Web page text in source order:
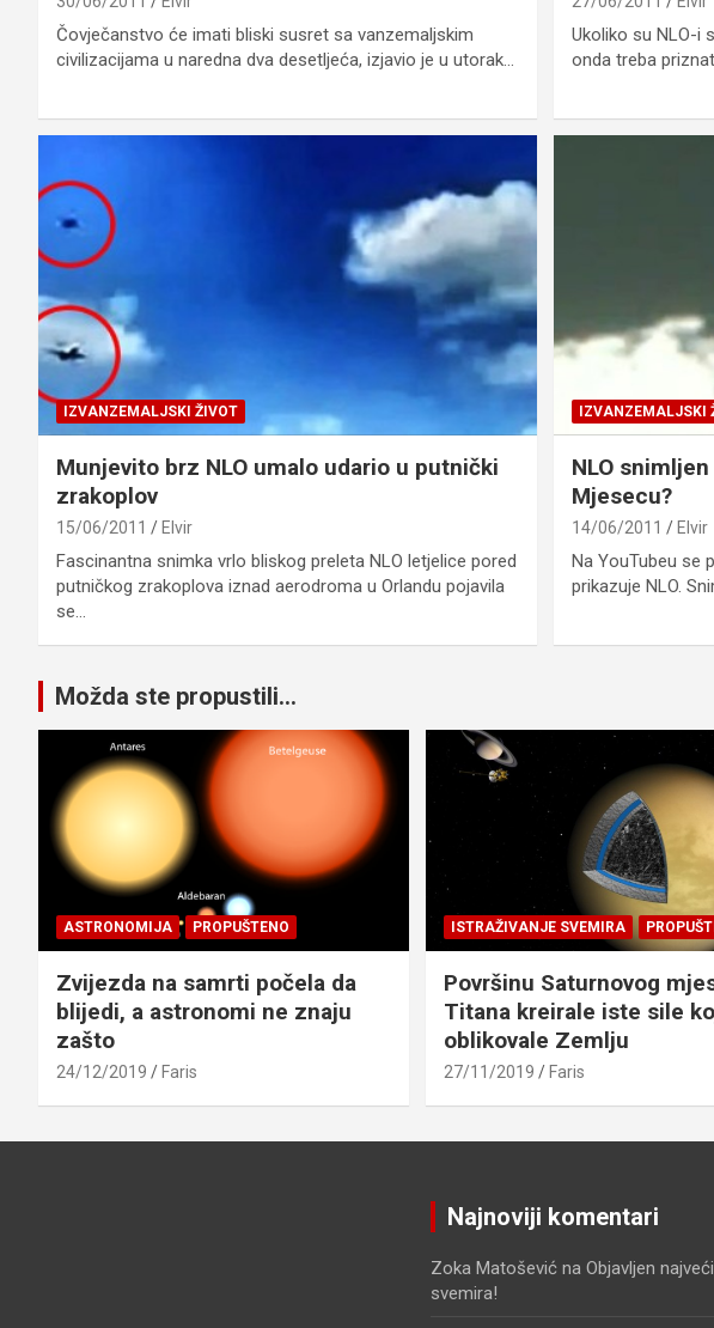
Čovječanstvo će imati bliski susret sa vanzemaljskim
civilizacijama u naredna dva desetljeća, izjavio je u utorak…
Ukoliko su NLO-i
onda treba
IZVANZEMALJSKI ŽIVOT
Munjevito brz NLO umalo udario u putnički
zrakoplov
15/06/2011 Elvir
Fascinantna snimka vrlo bliskog preleta NLO letjelice pored
putničkog zrakoplova iznad aerodroma u Orlandu pojavila
se…
IZVANZEMALJSKI
NLO
Mjesecu?
14/06/2011 Elvir
Na YouTubeu se
prikazuje NLO.
Možda ste propustili...
ASTRONOMIJA PROPUŠTENO
Zvijezda na samrti počela da
blijedi, a astronomi ne znaju
zašto
24/12/2019 Faris
ISTRAŽIVANJE SVEMIRA
Površinu Saturnovog
Titana kreirale iste sile
oblikovale Zemlju
27/11/2019 Faris
Najnoviji komentari
Zoka Matoševićna Objavljen
svemira!